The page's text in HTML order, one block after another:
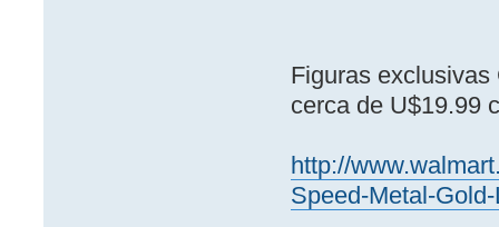
Figuras
cerca de U$19.99
http://
Speed-Metal-